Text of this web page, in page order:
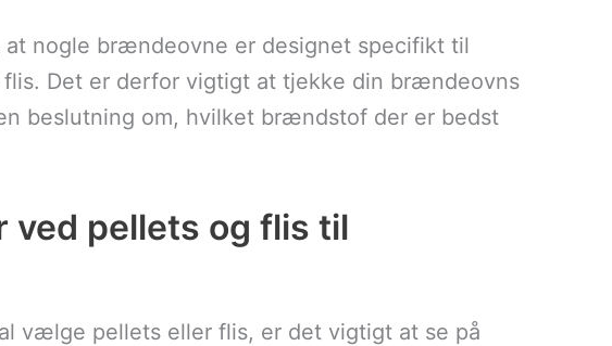
nogle brændeovne er designet specifikt til
flis. Det er derfor vigtigt at tjekke din brændeovns
beslutning om, hvilket brændstof der er bedst
ved pellets og flis til
vælge pellets eller flis, er det vigtigt at se på